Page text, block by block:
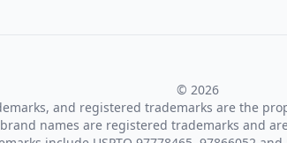
© 2026
and registered trademarks are the
names are registered trademarks and